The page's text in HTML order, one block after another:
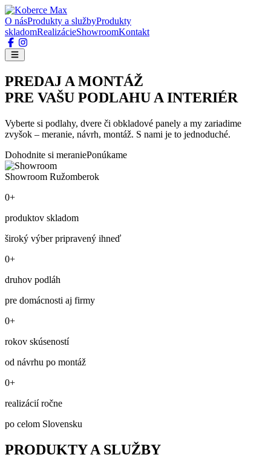
O násProdukty a službyProdukty
skladomRealizácieShowroomKontakt
PREDAJ A MONTÁŽ
PRE VAŠU PODLAHU A INTERIÉR
Vyberte si podlahy, dvere či obkladové panely a my zariadime
zvyšok – meranie, návrh, montáž. S nami je to jednoduché.
Dohodnite si meraniePonúkame
Showroom Ružomberok
0+
produktov skladom
široký výber pripravený ihneď
0+
druhov podláh
pre domácnosti aj firmy
0+
rokov skúseností
od návrhu po montáž
0+
realizácií ročne
po celom Slovensku
PRODUKTY A SLUŽBY